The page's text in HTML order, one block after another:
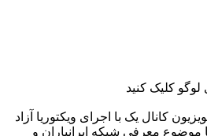
کلیک کنید
کانال یک با اجرای ویکتوریا آزاد
معرفی شبکه ایرانیاران و